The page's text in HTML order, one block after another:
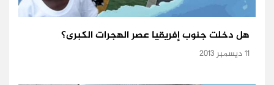
هل دخلت جنوب إفريقيا عصر الهجرات الكبرى؟
11 ديسمبر 2013